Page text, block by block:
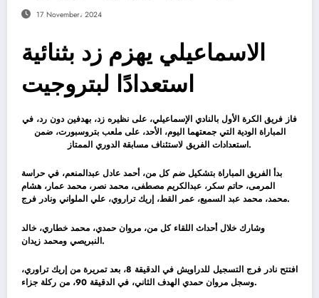
17 November، 2024
الاسماعيلي يهزم زد بثنائية
استعدادًا لبتروجيت
فاز فريق الكرة الأول بالنادي الإسماعيلي، على نظيره زد، بهدفين دون رد، في
المباراة الودية التي جمعتهما اليوم، الأحد، على ملعب بتروسبورت، ضمن
استعدادات الفريق لاستئناف مسابقة الدوري الممتاز.
بدأ الفريق المباراة بتشكيل ضم كل من، أحمد عادل عبدالمنعم، في حراسة
المرمى، حاتم سكر، عبدالكريم مصطفى، محمد نصر، محمد عمار، هشام
محمد، محمد عبد السميع، عمر القط، إريك تراروي، علي الملواني ونادر فرج.
وشارك خلال أحداث اللقاء كل من، مروان حمدي، محمد خطاري، خالد
النبريصي ومحمد زيدان.
افتتح نادر فرج التسجيل للدراويش في الدقيقة 8، بعد تمريرة من إريك تراوري،
وسجل مروان حمدي الهدف الثاني، في الدقيقة 90، من ركلة جزاء.